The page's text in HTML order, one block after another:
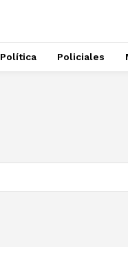
Política Policiales